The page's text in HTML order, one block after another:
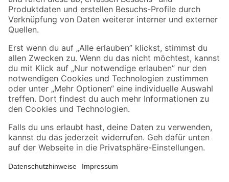
Sicher einkaufen
Jetzt die toom-App herunterladen
Alle Preisangaben in EUR inkl. gesetzl. MwSt.. Die dargestellten Angebote sind unter
Umständen nicht in allen Märkten verfügbar. Die angegebenen Verfügbarkeiten beziehen
Produkte nur solange der Vorrat reicht.
*Paketversand ab 59 € versandkostenfrei, gilt nicht für Artikel mit Speditionsversand, hier